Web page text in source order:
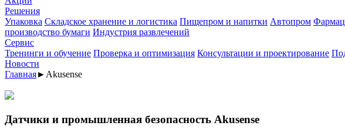
Решения
Упаковка Складское хранение и логистика Пищепром и напитки Автопром
производство бумаги Индустрия развлечений
Сервис
Тренинги и обучение Проверка и оптимизация Консультации и проектирование
Новости
Главная► Akusense
Датчики и промышленная безопасность Akusense